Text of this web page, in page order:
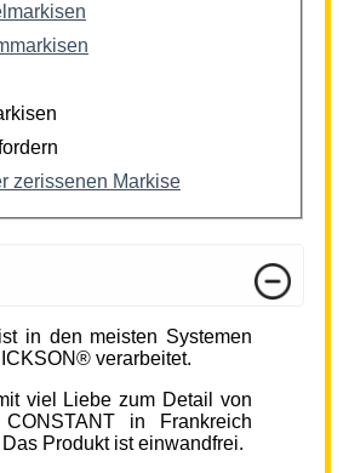
zerissenen Markise
in den meisten Systemen
verarbeitet.
viel Liebe zum Detail von
CONSTANT in Frankreich
Produkt ist einwandfrei.